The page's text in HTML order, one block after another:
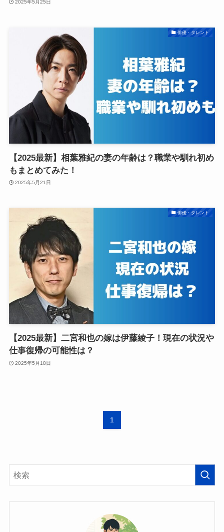
2025年5月25日
俳優・タレント
【2025最新】相葉雅紀の妻の年齢は？職業や馴れ初め
もまとめてみた！
2025年5月21日
俳優・タレント
【2025最新】二宮和也の嫁は伊藤綾子！現在の状況や
仕事復帰の可能性は？
2025年5月18日
1